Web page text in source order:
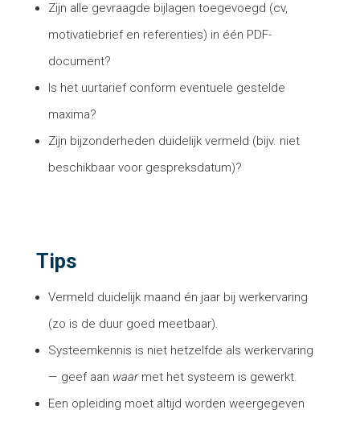
Zijn alle gevraagde bijlagen toegevoegd (cv,
motivatiebrief en referenties) in één PDF-
document?
Is het uurtarief conform eventuele gestelde
maxima?
Zijn bijzonderheden duidelijk vermeld (bijv. niet
beschikbaar voor gespreksdatum)?
Tips
Vermeld duidelijk maand én jaar bij werkervaring
(zo is de duur goed meetbaar).
Systeemkennis is niet hetzelfde als werkervaring
— geef aan waarmet het systeem is gewerkt.
Een opleiding moet altijd worden weergegeven